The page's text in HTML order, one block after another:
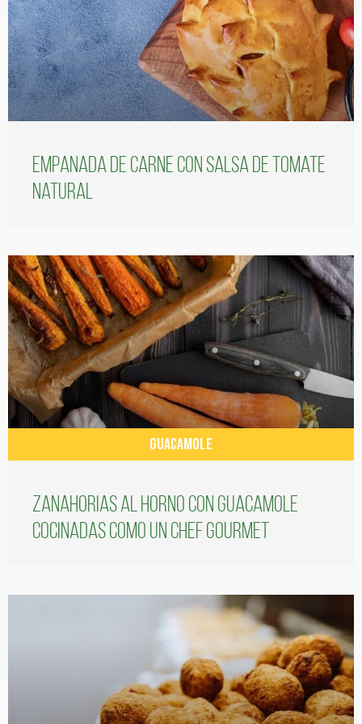
Empanada de carne con salsa de tomate
natural
GUACAMOLE
Zanahorias al horno con guacamole
cocinadas como un chef gourmet